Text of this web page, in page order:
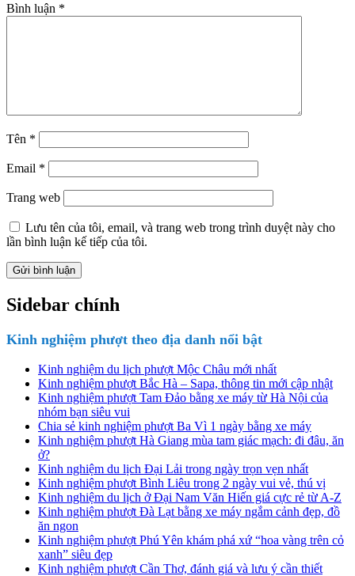
Bình luận *
Tên *
Email *
Trang web
Lưu tên của tôi, email, và trang web trong trình duyệt này cho
lần bình luận kế tiếp của tôi.
Sidebar chính
Kinh nghiệm phượt theo địa danh nổi bật
Kinh nghiệm du lịch phượt Mộc Châu mới nhất
Kinh nghiệm phượt Bắc Hà – Sapa, thông tin mới cập nhật
Kinh nghiệm phượt Tam Đảo bằng xe máy từ Hà Nội của
nhóm bạn siêu vui
Chia sẻ kinh nghiệm phượt Ba Vì 1 ngày bằng xe máy
Kinh nghiệm phượt Hà Giang mùa tam giác mạch: đi đâu, ăn
ở?
Kinh nghiệm du lịch Đại Lải trong ngày trọn vẹn nhất
Kinh nghiệm phượt Bình Liêu trong 2 ngày vui vẻ, thú vị
Kinh nghiệm du lịch ở Đại Nam Văn Hiến giá cực rẻ từ A-Z
Kinh nghiệm phượt Đà Lạt bằng xe máy ngắm cảnh đẹp, đồ
ăn ngon
Kinh nghiệm phượt Phú Yên khám phá xứ “hoa vàng trên cỏ
xanh” siêu đẹp
Kinh nghiệm phượt Cần Thơ, đánh giá và lưu ý cần thiết